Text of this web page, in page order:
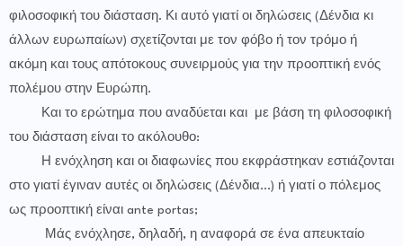
φιλοσοφική του διάσταση. Κι αυτό γιατί οι δηλώσεις (Δένδια κι
άλλων ευρωπαίων) σχετίζονται με τον φόβο ή τον τρόμο ή
ακόμη και τους απότοκους συνειρμούς για την προοπτική ενός
πολέμου στην Ευρώπη.
Και το ερώτημα που αναδύεται και με βάση τη φιλοσοφική
του διάσταση είναι το ακόλουθο:
Η ενόχληση και οι διαφωνίες που εκφράστηκαν εστιάζονται
στο γιατί έγιναν αυτές οι δηλώσεις (Δένδια...) ή γιατί ο πόλεμος
ως προοπτική είναι ante portas;
Μάς ενόχλησε, δηλαδή, η αναφορά σε ένα απευκταίο